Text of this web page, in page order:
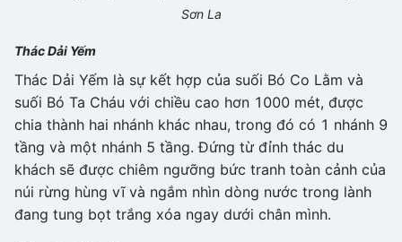
Sơn La
Thác Dải Yếm
Thác Dải Yếm là sự kết hợp của suối Bó Co Lằm và
suối Bó Ta Cháu với chiều cao hơn 1000 mét, được
chia thành hai nhánh khác nhau, trong đó có 1 nhánh 9
tầng và một nhánh 5 tầng. Đứng từ đỉnh thác du
khách sẽ được chiêm ngưỡng bức tranh toàn cảnh của
núi rừng hùng vĩ và ngắm nhìn dòng nước trong lành
đang tung bọt trắng xóa ngay dưới chân mình.